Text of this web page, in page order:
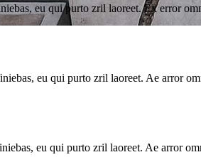
eu qui purto zril laoreet. Ex error
eu qui purto zril laoreet. Ae arror
eu qui purto zril laoreet. Ae arror